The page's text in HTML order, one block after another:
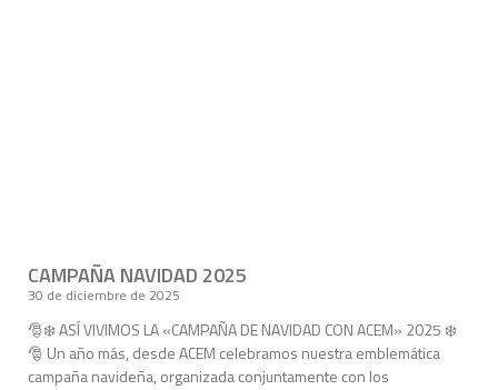
CAMPAÑA NAVIDAD 2025
30 de diciembre de 2025
🎅❄️ ASÍ VIVIMOS LA «CAMPAÑA DE NAVIDAD CON ACEM» 2025 ❄️
🎅 Un año más, desde ACEM celebramos nuestra emblemática
campaña navideña, organizada conjuntamente con los